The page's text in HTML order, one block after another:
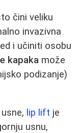
čini veliku
invazivna
i učiniti osobu
kapaka može
podizanje)
lip lift je
usnu,